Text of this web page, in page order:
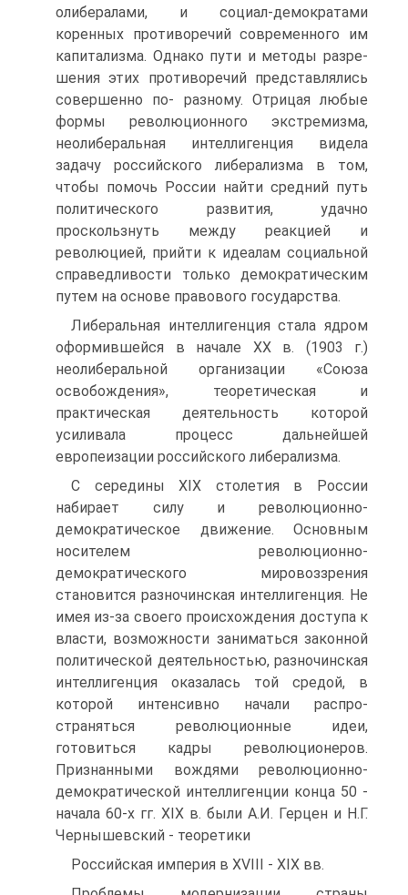
олибералами, и социал-демократами
коренных противоречий современного им
капитализма. Однако пути и методы разре­
шения этих противоречий представлялись
совершенно по- разному. Отрицая любые
формы революционного экстремиз­ма,
неолиберальная интеллигенция видела
задачу российско­го либерализма в том,
чтобы помочь России найти средний путь
политического развития, удачно
проскользнуть между реакцией и
революцией, прийти к идеалам социальной
спра­ведливости только демократическим
путем на основе право­вого государства.
Либеральная интеллигенция стала ядром
оформившей­ся в начале XX в. (1903 г.)
неолиберальной организации «Сою­за
освобождения», теоретическая и
практическая деятельность которой
усиливала процесс дальнейшей
европеизации рос­сийского либерализма.
С середины XIX столетия в России
набирает силу и рево­люционно-
демократическое движение. Основным
носителем революционно-
демократического мировоззрения
становится разночинская интеллигенция. Не
имея из-за своего происхо­ждения доступа к
власти, возможности заниматься законной
политической деятельностью, разночинская
интеллигенция оказалась той средой, в
которой интенсивно начали распро­
страняться революционные идеи,
готовиться кадры револю­ционеров.
Признанными вождями революционно­
демократической интеллигенции конца 50 -
начала 60-х гг. XIX в. были А.И. Герцен и Н.Г.
Чернышевский - теоретики
Российская империя в XVIII - XIX вв.